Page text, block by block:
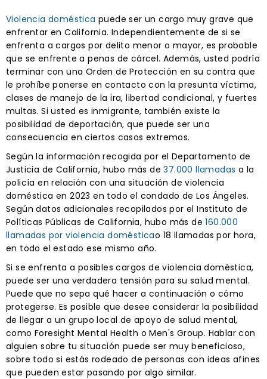
Violencia doméstica puede ser un cargo muy grave que
enfrentar en California. Independientemente de si se
enfrenta a cargos por delito menor o mayor, es probable
que se enfrente a penas de cárcel. Además, usted podría
terminar con una Orden de Protección en su contra que
le prohíbe ponerse en contacto con la presunta víctima,
clases de manejo de la ira, libertad condicional, y fuertes
multas. Si usted es inmigrante, también existe la
posibilidad de deportación, que puede ser una
consecuencia en ciertos casos extremos.
Según la información recogida por el Departamento de
Justicia de California, hubo más de37.000 llamadas a la
policía en relación con una situación de violencia
doméstica en 2023 en todo el condado de Los Ángeles.
Según datos adicionales recopilados por el Instituto de
Políticas Públicas de California, hubo más de160.000
llamadas por violencia domésticao 18 llamadas por hora,
en todo el estado ese mismo año.
Si se enfrenta a posibles cargos de violencia doméstica,
puede ser una verdadera tensión para su salud mental.
Puede que no sepa qué hacer a continuación o cómo
protegerse. Es posible que desee considerar la posibilidad
de llegar a un grupo local de apoyo de salud mental,
como Foresight Mental Health o Men's Group. Hablar con
alguien sobre tu situación puede ser muy beneficioso,
sobre todo si estás rodeado de personas con ideas afines
que pueden estar pasando por algo similar.